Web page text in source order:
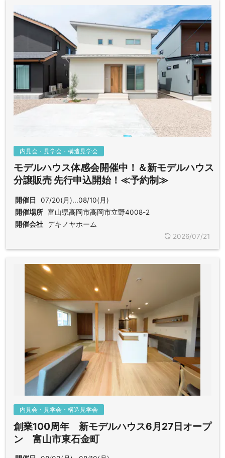
内見会・見学会・構造見学会
モデルハウス体感会開催中！＆新モデルハウス
分譲販売 先行申込開始！≪予約制≫
開催日
07/20(月)...08/10(月)
開催場所 富山県高岡市高岡市立野4008-2
開催会社 デキノヤホーム
2026/07/21
内見会・見学会・構造見学会
創業100周年 新モデルハウス6月27日オープ
ン 富山市東石金町